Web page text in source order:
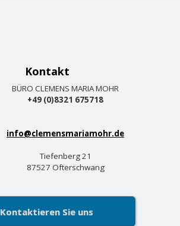
Kontakt
BÜRO CLEMENS MARIA MOHR
+49 (0)8321 675718
info@clemensmariamohr.de
Tiefenberg 21
87527 Ofterschwang
Kontaktieren Sie uns